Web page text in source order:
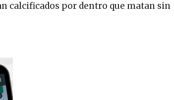
calcificados por dentro que matan sin